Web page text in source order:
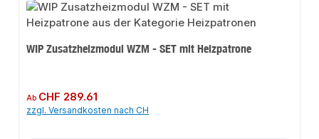
WIP Zusatzheizmodul WZM - SET mit Heizpatrone
Regulärer Preis:
Ab CHF 289.61
zzgl. Versandkosten nach CH